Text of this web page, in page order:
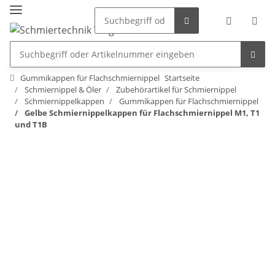
Gummikappen für Flachschmiernippel Startseite
Schmiernippel & Öler
Zubehörartikel für Schmiernippel
Schmiernippelkappen
Gummikappen für Flachschmiernippel
Gelbe Schmiernippelkappen für Flachschmiernippel M1, T1
und T1B